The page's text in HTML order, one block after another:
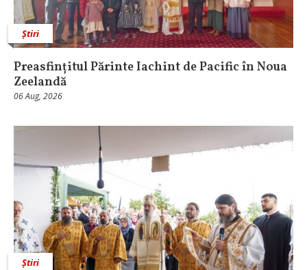
Știri
Preasfințitul Părinte Iachint de Pacific în Noua
Zeelandă
06 Aug, 2026
Știri